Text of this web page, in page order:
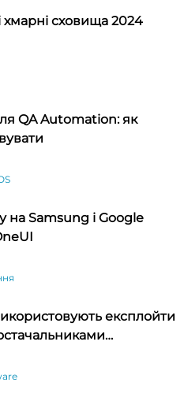
хмарні сховища 2024
QA Automation: як
на Samsung і Google
експлойти